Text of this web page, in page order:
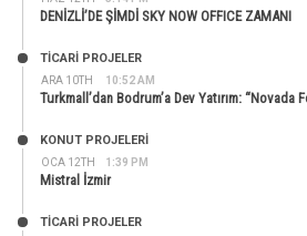
DENİZLİ’DE ŞİMDİ SKY NOW OFFICE ZAMANI
ARA 10TH 10:52 AM
TİCARİ PROJELER
Turkmall’dan Bodrum’a Dev Yatırım: “Novada
OCA 12TH 1:39 PM
KONUT PROJELERI
Mistral İzmir
TİCARİ PROJELER